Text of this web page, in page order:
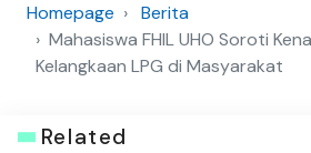
Homepage
Berita
Mahasiswa FHIL UHO Soroti
Kelangkaan LPG di Masyarakat
Related